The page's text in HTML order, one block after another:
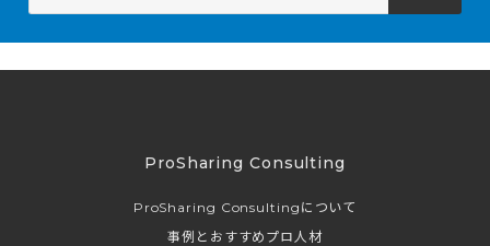
ProSharing Consulting
ProSharing Consultingについて
事例とおすすめプロ人材